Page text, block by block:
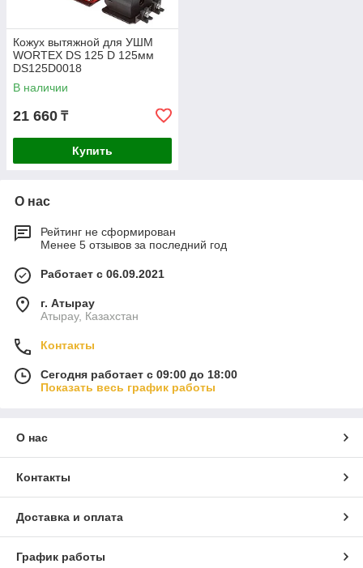
Кожух вытяжной для УШМ
WORTEX DS 125 D 125мм
DS125D0018
В наличии
21 660 ₸
Купить
О нас
Рейтинг не сформирован
Менее 5 отзывов за последний год
Работает с 06.09.2021
г. Атырау
Атырау, Казахстан
Контакты
Сегодня работает с 09:00 до 18:00
Показать весь график работы
О нас
Контакты
Доставка и оплата
График работы